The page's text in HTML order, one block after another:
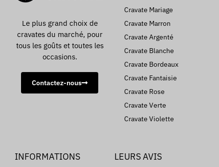
Le plus grand choix de
cravates du marché, pour
tous les goûts et toutes les
occasions.
Contactez-nous
Cravate Mariage
Cravate Marron
Cravate Argenté
Cravate Blanche
Cravate Bordeaux
Cravate Fantaisie
Cravate Rose
Cravate Verte
Cravate Violette
INFORMATIONS LEURS AVIS